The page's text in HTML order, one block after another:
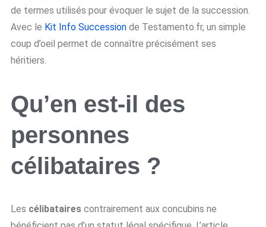
de termes utilisés pour évoquer le sujet de la succession.
Avec le Kit Info Succession de Testamento.fr, un simple
coup d’oeil permet de connaître précisément ses
héritiers.
Qu’en est-il des
personnes
célibataires ?
Les célibataires contrairement aux concubins ne